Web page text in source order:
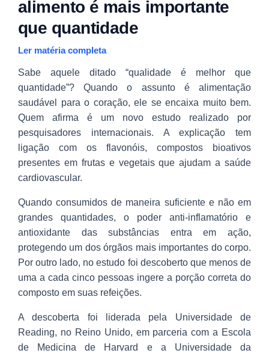
alimento é mais importante
que quantidade
Ler matéria completa
Sabe aquele ditado “qualidade é melhor que
quantidade”? Quando o assunto é alimentação
saudável para o coração, ele se encaixa muito bem.
Quem afirma é um novo estudo realizado por
pesquisadores internacionais. A explicação tem
ligação com os flavonóis, compostos bioativos
presentes em frutas e vegetais que ajudam a saúde
cardiovascular.
Quando consumidos de maneira suficiente e não em
grandes quantidades, o poder anti-inflamatório e
antioxidante das substâncias entra em ação,
protegendo um dos órgãos mais importantes do corpo.
Por outro lado, no estudo foi descoberto que menos de
uma a cada cinco pessoas ingere a porção correta do
composto em suas refeições.
A descoberta foi liderada pela Universidade de
Reading, no Reino Unido, em parceria com a Escola
de Medicina de Harvard e a Universidade da